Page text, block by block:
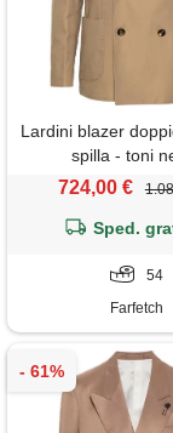
Lardini blazer
spilla - toni
724,00 €
Sped.
54
Farfetch